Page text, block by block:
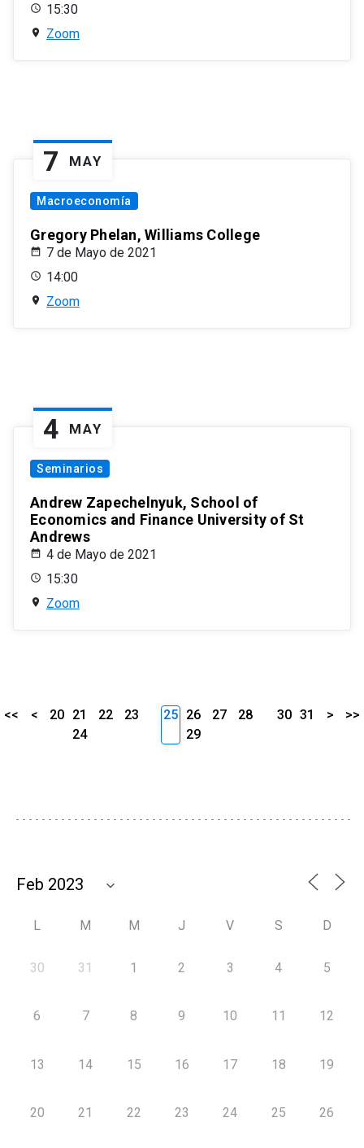
15:30
Zoom
7 MAY
Macroeconomía
Gregory Phelan, Williams College
7 de Mayo de 2021
14:00
Zoom
4 MAY
Seminarios
Andrew Zapechelnyuk, School of
Economics and Finance University of St
Andrews
4 de Mayo de 2021
15:30
Zoom
<< < 20 21 22
23
24
25 26 27
28
29
30 31 > >>
L M M J V S D
30 31 1 2 3 4 5
6 7 8 9 10 11 12
13 14 15 16 17 18 19
20 21 22 23 24 25 26